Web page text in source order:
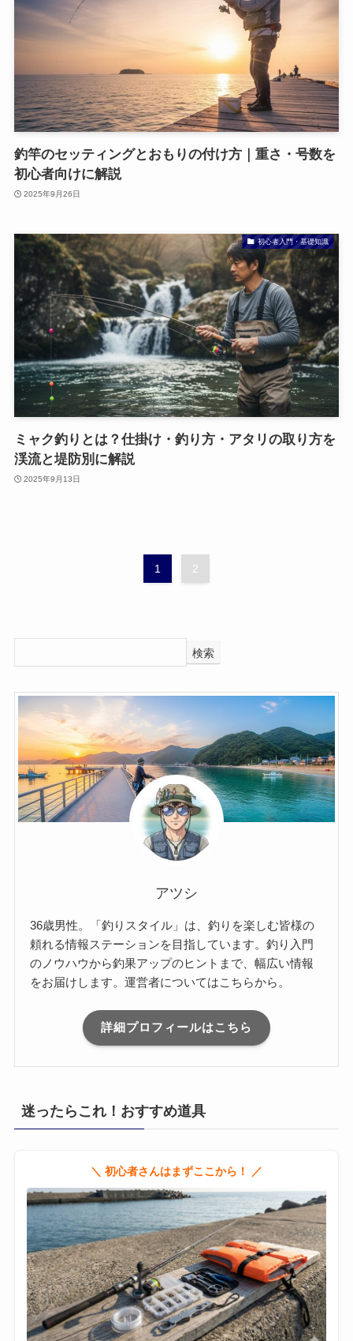
釣竿のセッティングとおもりの付け方｜重さ・号数を
初心者向けに解説
2025年9月26日
初心者入門・基礎知識
ミャク釣りとは？仕掛け・釣り方・アタリの取り方を
渓流と堤防別に解説
2025年9月13日
1 2
検索
アツシ
36歳男性。「釣りスタイル」は、釣りを楽しむ皆様の
頼れる情報ステーションを目指しています。釣り入門
のノウハウから釣果アップのヒントまで、幅広い情報
をお届けします。運営者についてはこちらから。
詳細プロフィールはこちら
迷ったらこれ！おすすめ道具
＼ 初心者さんはまずここから！ ／